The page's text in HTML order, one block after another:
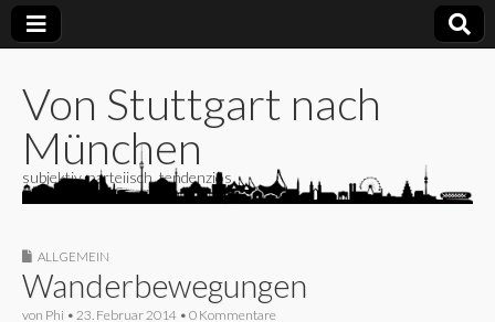
Von Stuttgart nach
München
subjektiv, parteiisch, tendenziös
ALLGEMEIN
Wanderbewegungen
von Phi • 23. Februar 2014 • 0 Kommentare